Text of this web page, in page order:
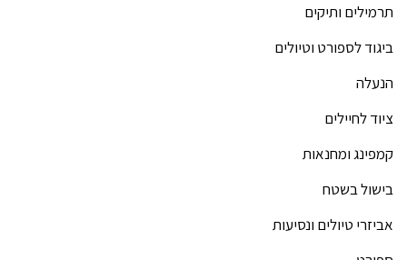
תרמילים ותיקים
ביגוד לספורט וטיולים
הנעלה
ציוד לחיילים
קמפינג ומחנאות
בישול בשטח
אביזרי טיולים ונסיעות